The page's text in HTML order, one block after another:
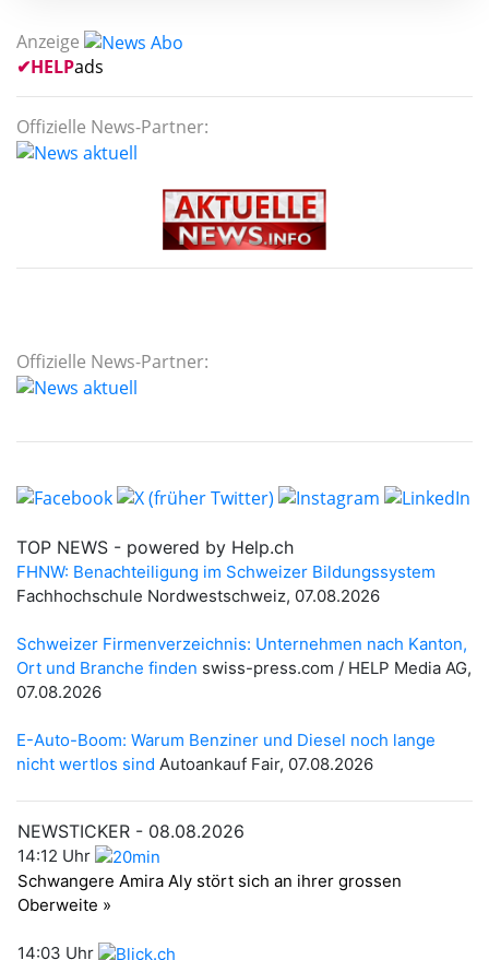
Anzeige
✔HELPads
Offizielle News-Partner:
Offizielle News-Partner: